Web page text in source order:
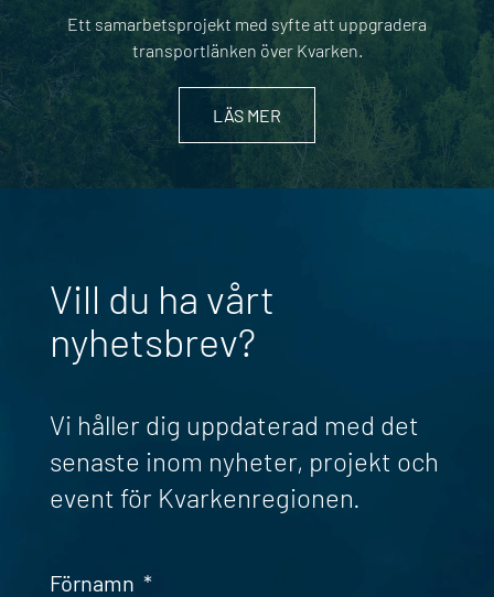
Ett samarbetsprojekt med syfte att uppgradera
transportlänken över Kvarken.
LÄS MER
Vill du ha vårt
nyhetsbrev?
Vi håller dig uppdaterad med det
senaste inom nyheter, projekt och
event för Kvarkenregionen.
Förnamn *